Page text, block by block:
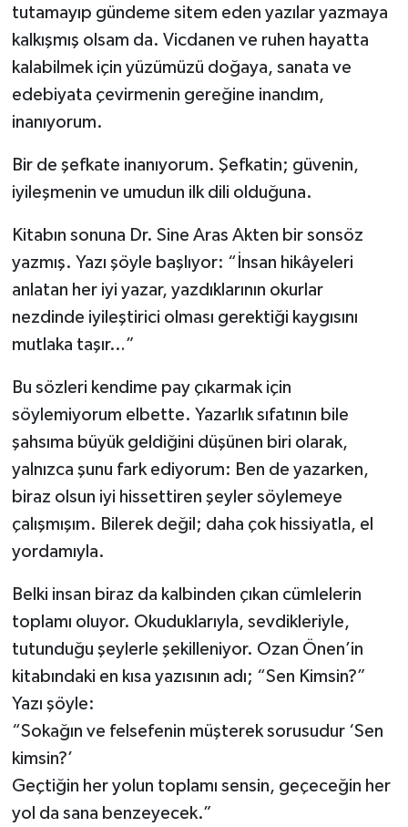
tutamayıp gündeme sitem eden yazılar yazmaya
kalkışmış olsam da. Vicdanen ve ruhen hayatta
kalabilmek için yüzümüzü doğaya, sanata ve
edebiyata çevirmenin gereğine inandım,
inanıyorum.
Bir de şefkate inanıyorum. Şefkatin; güvenin,
iyileşmenin ve umudun ilk dili olduğuna.
Kitabın sonuna Dr. Sine Aras Akten bir sonsöz
yazmış. Yazı şöyle başlıyor: “İnsan hikâyeleri
anlatan her iyi yazar, yazdıklarının okurlar
nezdinde iyileştirici olması gerektiği kaygısını
mutlaka taşır…”
Bu sözleri kendime pay çıkarmak için
söylemiyorum elbette. Yazarlık sıfatının bile
şahsıma büyük geldiğini düşünen biri olarak,
yalnızca şunu fark ediyorum: Ben de yazarken,
biraz olsun iyi hissettiren şeyler söylemeye
çalışmışım. Bilerek değil; daha çok hissiyatla, el
yordamıyla.
Belki insan biraz da kalbinden çıkan cümlelerin
toplamı oluyor. Okuduklarıyla, sevdikleriyle,
tutunduğu şeylerle şekilleniyor. Ozan Önen’in
kitabındaki en kısa yazısının adı; “Sen Kimsin?”
Yazı şöyle:
“Sokağın ve felsefenin müşterek sorusudur ‘Sen
kimsin?’
Geçtiğin her yolun toplamı sensin, geçeceğin her
yol da sana benzeyecek.”